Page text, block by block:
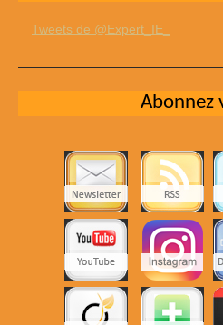
Tweets de @Expert_IE_
Abonnez